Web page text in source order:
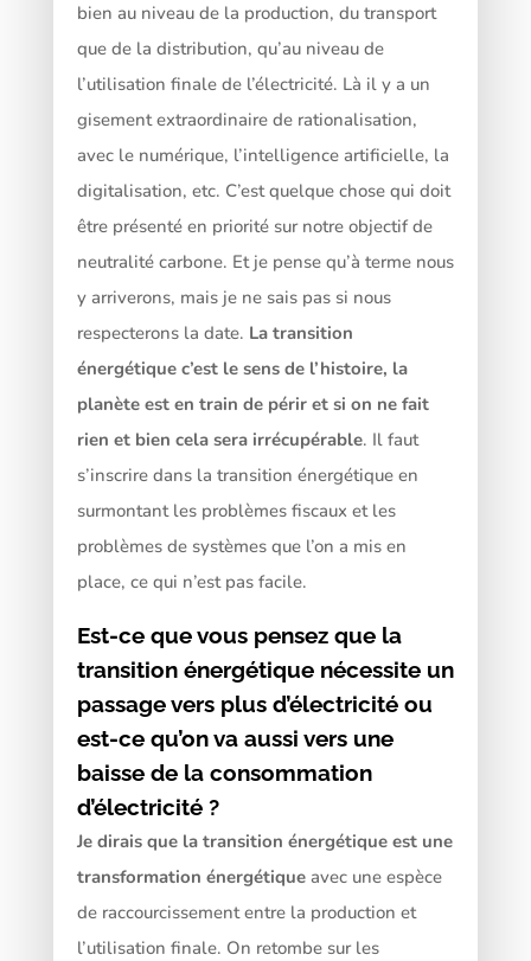
bien au niveau de la production, du transport
que de la distribution, qu’au niveau de
l’utilisation finale de l’électricité. Là il y a un
gisement extraordinaire de rationalisation,
avec le numérique, l’intelligence artificielle, la
digitalisation, etc. C’est quelque chose qui doit
être présenté en priorité sur notre objectif de
neutralité carbone. Et je pense qu’à terme nous
y arriverons, mais je ne sais pas si nous
respecterons la date. La transition
énergétique c’est le sens de l’histoire, la
planète est en train de périr et si on ne fait
rien et bien cela sera irrécupérable. Il faut
s’inscrire dans la transition énergétique en
surmontant les problèmes fiscaux et les
problèmes de systèmes que l’on a mis en
place, ce qui n’est pas facile.
Est-ce que vous pensez que la
transition énergétique nécessite un
passage vers plus d’électricité ou
est-ce qu’on va aussi vers une
baisse de la consommation
d’électricité ?
Je dirais que la transition énergétique est une
transformation énergétiqueavec une espèce
de raccourcissement entre la production et
l’utilisation finale. On retombe sur les